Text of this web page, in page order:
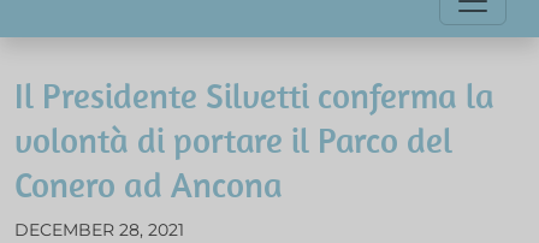
Il Presidente Silvetti conferma la
volontà di portare il Parco del
Conero ad Ancona
DECEMBER 28, 2021